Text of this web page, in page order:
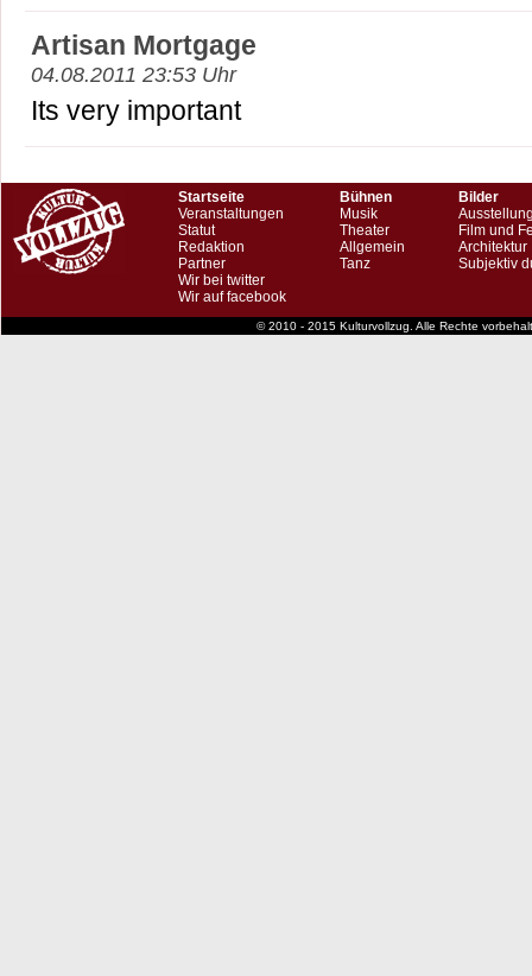
Artisan Mortgage
04.08.2011 23:53 Uhr
Its very important
Startseite
Veranstaltungen
Statut
Redaktion
Partner
Wir bei twitter
Wir auf facebook
Bühnen
Musik
Theater
Allgemein
Tanz
Bilder
Film und
Architektur
Subjektiv
© 2010 - 2015 Kulturvollzug. Alle Rechte